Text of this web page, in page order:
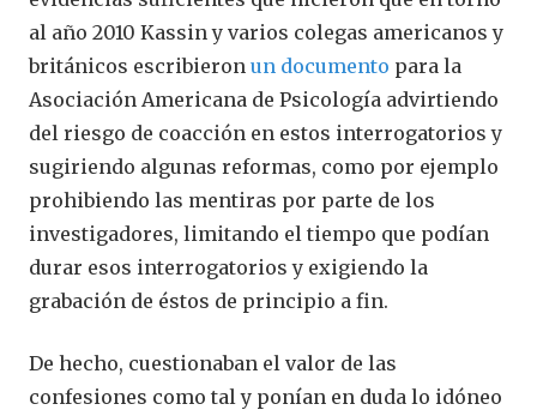
al año 2010 Kassin y varios colegas americanos y
británicos escribieron un documento para la
Asociación Americana de Psicología advirtiendo
del riesgo de coacción en estos interrogatorios y
sugiriendo algunas reformas, como por ejemplo
prohibiendo las mentiras por parte de los
investigadores, limitando el tiempo que podían
durar esos interrogatorios y exigiendo la
grabación de éstos de principio a fin.
De hecho, cuestionaban el valor de las
confesiones como tal y ponían en duda lo idóneo